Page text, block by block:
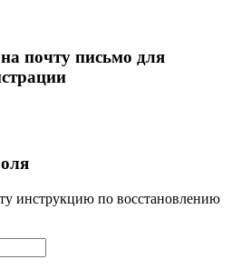
почту письмо для
инструкцию по восстановлению